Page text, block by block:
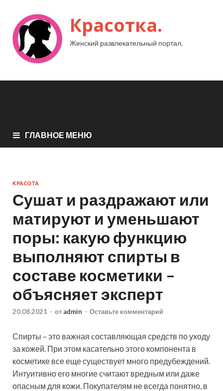
Красотка.
Женский развлекательный портал.
ГЛАВНОЕ МЕНЮ
КРАСОТА
Сушат и раздражают или
матируют и уменьшают
поры: какую функцию
выполняют спирты в
составе косметики –
объясняет эксперт
20.08.2021 - от admin - Оставьте комментарий
Спирты – это важная cоставляющая средств по уходу
за кожей. При этом касательно этого компонента в
косметике все еще существует много предубеждений.
Интуитивно его многие считают вредным или даже
опасным для кожи. Покупателям не всегда понятно, в